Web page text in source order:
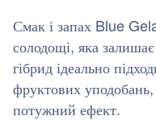
Смак і запах Blue
солодощі, яка
гібрид ідеально
фруктових
потужний ефект.